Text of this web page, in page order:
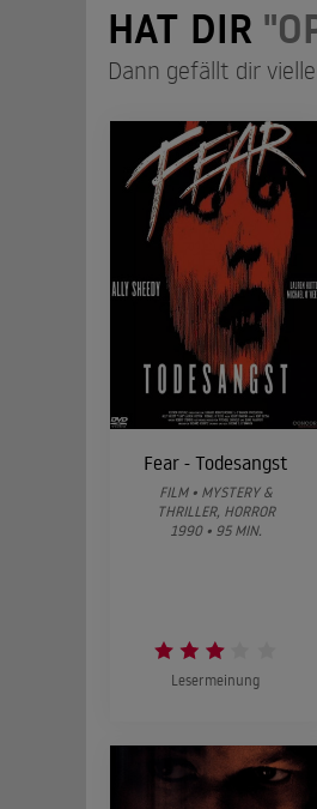
HAT DIR
Dann gefällt dir
Fear - Todesangst
FILM • MYSTERY &
THRILLER, HORROR
1990 • 95 MIN.
Lesermeinung